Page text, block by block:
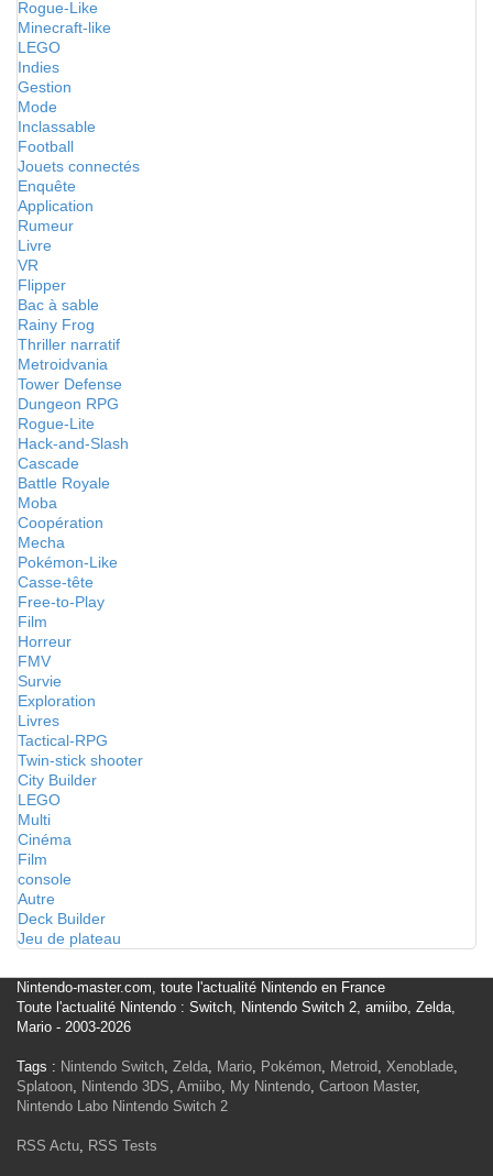
Rogue-Like
Minecraft-like
LEGO
Indies
Gestion
Mode
Inclassable
Football
Jouets connectés
Enquête
Application
Rumeur
Livre
VR
Flipper
Bac à sable
Rainy Frog
Thriller narratif
Metroidvania
Tower Defense
Dungeon RPG
Rogue-Lite
Hack-and-Slash
Cascade
Battle Royale
Moba
Coopération
Mecha
Pokémon-Like
Casse-tête
Free-to-Play
Film
Horreur
FMV
Survie
Exploration
Livres
Tactical-RPG
Twin-stick shooter
City Builder
LEGO
Multi
Cinéma
Film
console
Autre
Deck Builder
Jeu de plateau
Nintendo-master.com, toute l'actualité Nintendo en France
Toute l'actualité Nintendo : Switch, Nintendo Switch 2, amiibo, Zelda,
Mario - 2003-2026
Tags : Nintendo Switch, Zelda, Mario, Pokémon, Metroid, Xenoblade,
Splatoon, Nintendo 3DS, Amiibo, My Nintendo, Cartoon Master,
Nintendo Labo Nintendo Switch 2
RSS Actu, RSS Tests